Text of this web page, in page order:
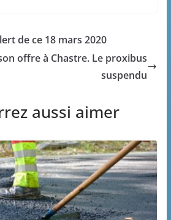
de ce 18 mars 2020
offre à Chastre. Le proxibus
suspendu
aussi aimer